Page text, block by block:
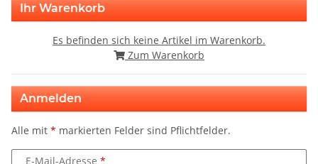
Ihr Warenkorb
Es befinden sich keine Artikel im Warenkorb.
Zum Warenkorb
Anmelden
Alle mit * markierten Felder sind Pflichtfelder.
E-Mail-Adresse